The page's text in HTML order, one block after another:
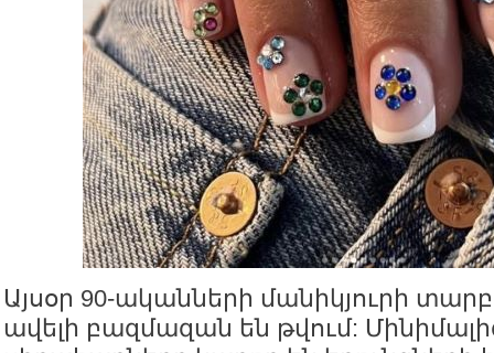
Այսօր 90-ականների մանիկյուրի
ավելի բազմազան են թվում: